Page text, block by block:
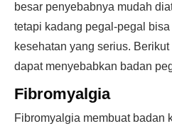
besar penyebabnya mudah
tetapi kadang pegal-pegal
kesehatan yang serius.
dapat menyebabkan badan
Fibromyalgia
Fibromyalgia membuat badan